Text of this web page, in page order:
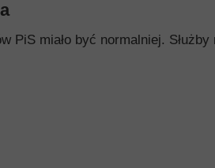
PiS miało być normalniej.